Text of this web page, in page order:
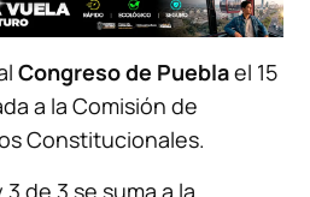
Congreso de Pueblael 15
a la Comisión de
Constitucionales.
de 3 se suma a la